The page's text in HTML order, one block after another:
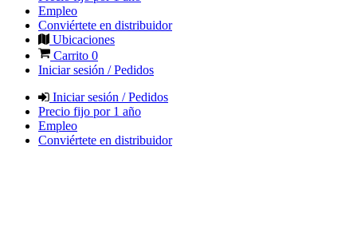
Empleo
Conviértete en distribuidor
Ubicaciones
Carrito 0
Iniciar sesión / Pedidos
Iniciar sesión / Pedidos
Precio fijo por 1 año
Empleo
Conviértete en distribuidor